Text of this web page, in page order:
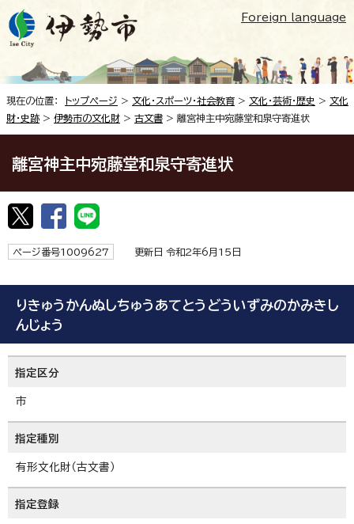
Foreign language
現在の位置： トップページ > 文化・スポーツ・社会教育 > 文化・芸術・歴史 > 文化
財・史跡 > 伊勢市の文化財 > 古文書 > 離宮神主中宛藤堂和泉守寄進状
離宮神主中宛藤堂和泉守寄進状
ページ番号1009627 更新日 令和2年6月15日
りきゅうかんぬしちゅうあてとうどういずみのかみきし
んじょう
指定区分
市
指定種別
有形文化財（古文書）
指定登録